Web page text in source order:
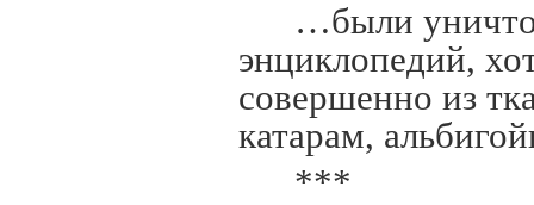
…были
энциклопедий,
совершенно из
катарам,
***